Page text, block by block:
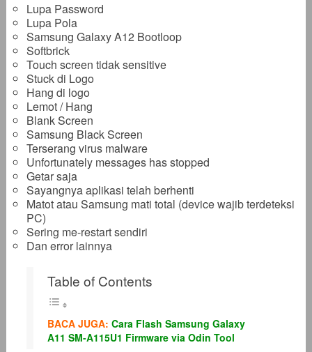
Lupa Password
Lupa Pola
Samsung Galaxy A12 Bootloop
Softbrick
Touch screen tidak sensitive
Stuck di Logo
Hang di logo
Lemot / Hang
Blank Screen
Samsung Black Screen
Terserang virus malware
Unfortunately messages has stopped
Getar saja
Sayangnya aplikasi telah berhenti
Matot atau Samsung mati total (device wajib terdeteksi
PC)
Sering me-restart sendiri
Dan error lainnya
Table of Contents
BACA JUGA: Cara Flash Samsung Galaxy
A11 SM-A115U1 Firmware via Odin Tool